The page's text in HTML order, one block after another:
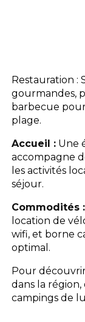
Restauration :
gourmandes,
barbecue
plage.
Accueil : Une
accompagne
les activités
séjour.
Commodités :
location de
wifi, et borne
optimal.
Pour
dans la
campings de